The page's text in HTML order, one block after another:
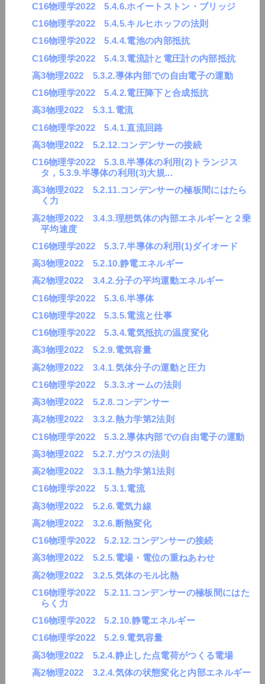
C16物理学2022 5.4.6.ホイートストン・ブリッジ
C16物理学2022 5.4.5.キルヒホッフの法則
C16物理学2022 5.4.4.電池の内部抵抗
C16物理学2022 5.4.3.電流計と電圧計の内部抵抗
高3物理2022 5.3.2.導体内部での自由電子の運動
C16物理学2022 5.4.2.電圧降下と合成抵抗
高3物理2022 5.3.1.電流
C16物理学2022 5.4.1.直流回路
高3物理2022 5.2.12.コンデンサーの接続
C16物理学2022 5.3.8.半導体の利用(2)トランジス
タ，5.3.9.半導体の利用(3)大規...
高3物理2022 5.2.11.コンデンサーの極板間にはたら
く力
高2物理2022 3.4.3.理想気体の内部エネルギーと２乗
平均速度
C16物理学2022 5.3.7.半導体の利用(1)ダイオード
高3物理2022 5.2.10.静電エネルギー
高2物理2022 3.4.2.分子の平均運動エネルギー
C16物理学2022 5.3.6.半導体
C16物理学2022 5.3.5.電流と仕事
C16物理学2022 5.3.4.電気抵抗の温度変化
高3物理2022 5.2.9.電気容量
高2物理2022 3.4.1.気体分子の運動と圧力
C16物理学2022 5.3.3.オームの法則
高3物理2022 5.2.8.コンデンサー
高2物理2022 3.3.2.熱力学第2法則
C16物理学2022 5.3.2.導体内部での自由電子の運動
高3物理2022 5.2.7.ガウスの法則
高2物理2022 3.3.1.熱力学第1法則
C16物理学2022 5.3.1.電流
高3物理2022 5.2.6.電気力線
高2物理2022 3.2.6.断熱変化
C16物理学2022 5.2.12.コンデンサーの接続
高3物理2022 5.2.5.電場・電位の重ねあわせ
高2物理2022 3.2.5.気体のモル比熱
C16物理学2022 5.2.11.コンデンサーの極板間にはた
らく力
C16物理学2022 5.2.10.静電エネルギー
C16物理学2022 5.2.9.電気容量
高3物理2022 5.2.4.静止した点電荷がつくる電場
高2物理2022 3.2.4.気体の状態変化と内部エネルギー